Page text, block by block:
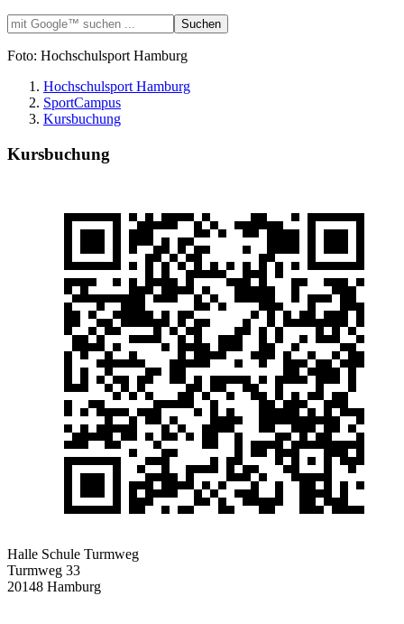
Foto: Hochschulsport Hamburg
Hochschulsport Hamburg
SportCampus
Kursbuchung
Kursbuchung
Halle Schule Turmweg
Turmweg 33
20148 Hamburg